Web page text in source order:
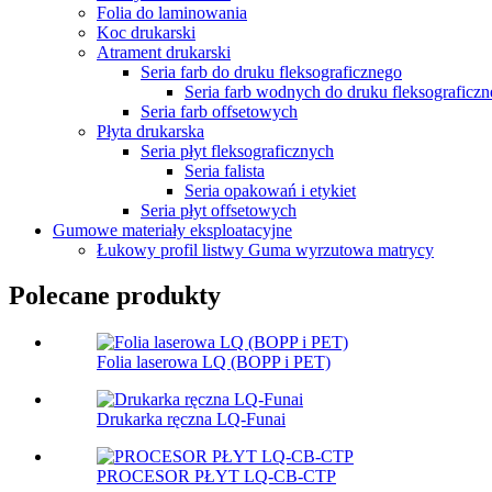
Folia do laminowania
Koc drukarski
Atrament drukarski
Seria farb do druku fleksograficznego
Seria farb wodnych do druku
Seria farb offsetowych
Płyta drukarska
Seria płyt fleksograficznych
Seria falista
Seria opakowań i etykiet
Seria płyt offsetowych
Gumowe materiały eksploatacyjne
Łukowy profil listwy Guma wyrzutowa matrycy
Polecane produkty
Folia laserowa LQ (BOPP i PET)
Drukarka ręczna LQ-Funai
PROCESOR PŁYT LQ-CB-CTP